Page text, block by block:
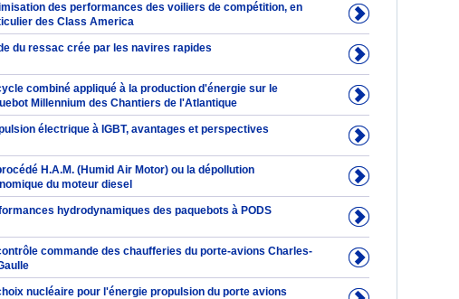
des performances des voiliers de compétition, en
des Class America
du ressac crée par les navires rapides
combiné appliqué à la production d'énergie sur le
Millennium des Chantiers de l'Atlantique
électrique à IGBT, avantages et perspectives
H.A.M. (Humid Air Motor) ou la dépollution
du moteur diesel
hydrodynamiques des paquebots à PODS
commande des chaufferies du porte-avions Charles-
nucléaire pour l'énergie propulsion du porte avions